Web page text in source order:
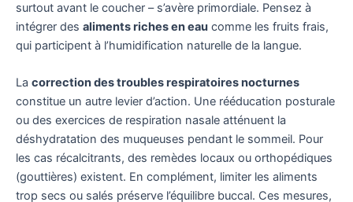
surtout avant le coucher – s’avère primordiale. Pensez à
intégrer des aliments riches en eau comme les fruits frais,
qui participent à l’humidification naturelle de la langue.
La correction des troubles respiratoires nocturnes
constitue un autre levier d’action. Une rééducation posturale
ou des exercices de respiration nasale atténuent la
déshydratation des muqueuses pendant le sommeil. Pour
les cas récalcitrants, des remèdes locaux ou orthopédiques
(gouttières) existent. En complément, limiter les aliments
trop secs ou salés préserve l’équilibre buccal. Ces mesures,